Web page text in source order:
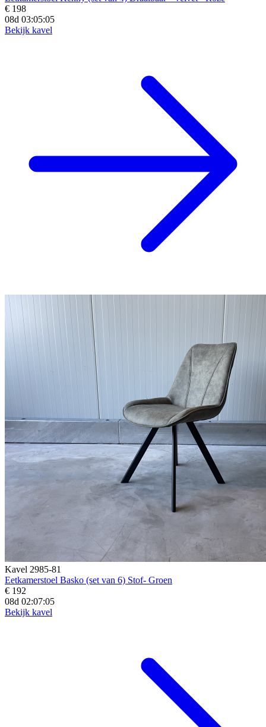
€ 198
08d 03:05:03
Bekijk kavel
Kavel 2985-81
Eetkamerstoel Basko (set van 6) Stof- Groen
€ 192
08d 02:07:03
Bekijk kavel